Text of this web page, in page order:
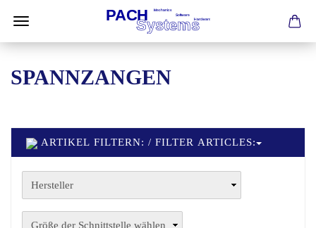
SPANNZANGEN
ARTIKEL FILTERN: / FILTER ARTICLES: